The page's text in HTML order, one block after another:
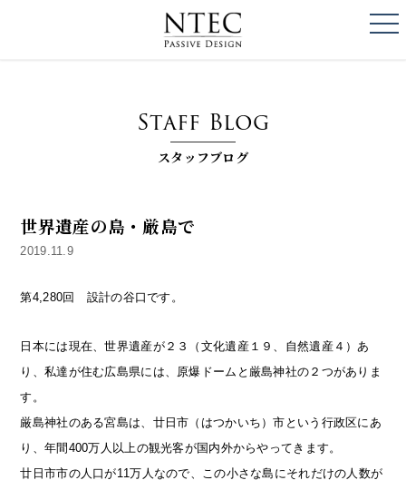
Staff Blog
スタッフブログ
世界遺産の島・厳島で
2019.11.9
第4,280回 設計の谷口です。
日本には現在、世界遺産が２３（文化遺産１９、自然遺産４）あ
り、私達が住む広島県には、原爆ドームと厳島神社の２つがありま
す。
厳島神社のある宮島は、廿日市（はつかいち）市という行政区にあ
り、年間400万人以上の観光客が国内外からやってきます。
廿日市市の人口が11万人なので、この小さな島にそれだけの人数が